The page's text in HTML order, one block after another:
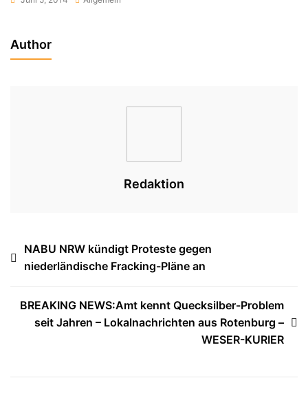
Author
Redaktion
Beitragsnavigation
NABU NRW kündigt Proteste gegen
niederländische Fracking-Pläne an
BREAKING NEWS:Amt kennt Quecksilber-Problem
seit Jahren – Lokalnachrichten aus Rotenburg –
WESER-KURIER